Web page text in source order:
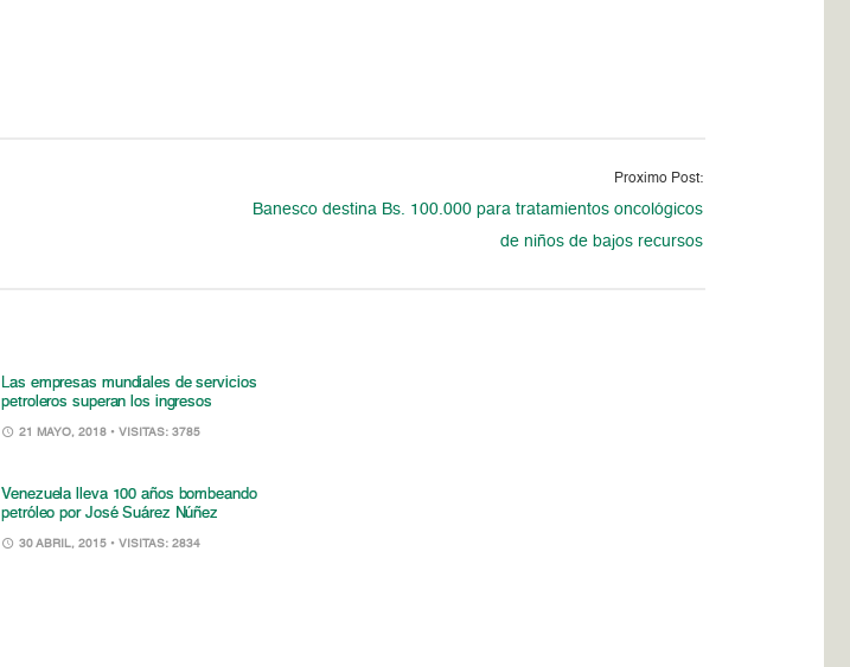
Proximo Post:
Banesco destina Bs. 100.000 para tratamientos oncológicos
de niños de bajos recursos
Las empresas mundiales de servicios
petroleros superan los ingresos
21 MAYO, 2018 • VISITAS: 3785
Venezuela lleva 100 años bombeando
petróleo por José Suárez Núñez
30 ABRIL, 2015 • VISITAS: 2834